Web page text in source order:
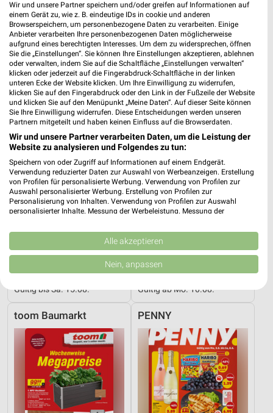
3 km
Angebote ab 03.08.
Noch heute gültig
32,5 km
Angebote ab 25.07.
Noch heute gültig
SIEMES Schuhcenter
19,3 km
Angebote ab 08.08.
Gültig bis Sa. 15.08.
Lidl
Angebote ab 10.08.
Gültig ab Mo. 10.08.
toom Baumarkt PENNY
Wir und unsere Partner speichern und/oder greifen auf Informationen auf
einem Gerät zu, wie z. B. eindeutige IDs in cookie und anderen
Browserspeichern, um personenbezogene Daten zu verarbeiten. Einige
Anbieter verarbeiten Ihre personenbezogenen Daten möglicherweise
aufgrund eines berechtigten Interesses. Um dem zu widersprechen, öffnen
Sie die „Einstellungen“. Sie können Ihre Einstellungen akzeptieren, ablehnen
oder verwalten, indem Sie auf die Schaltfläche „Einstellungen verwalten“
klicken oder jederzeit auf die Fingerabdruck-Schaltfläche in der linken
unteren Ecke der Website klicken. Um Ihre Einwilligung zu widerrufen,
klicken Sie auf den Fingerabdruck oder den Link in der Fußzeile der Website
und klicken Sie auf den Menüpunkt „Meine Daten“. Auf dieser Seite können
Sie Ihre Einwilligung widerrufen. Diese Entscheidungen werden unseren
Partnern mitgeteilt und haben keinen Einfluss auf die Browserdaten.
Wir und unsere Partner verarbeiten Daten, um die Leistung der
Website zu analysieren und Folgendes zu tun:
Speichern von oder Zugriff auf Informationen auf einem Endgerät.
Verwendung reduzierter Daten zur Auswahl von Werbeanzeigen. Erstellung
von Profilen für personalisierte Werbung. Verwendung von Profilen zur
Auswahl personalisierter Werbung. Erstellung von Profilen zur
Personalisierung von Inhalten. Verwendung von Profilen zur Auswahl
personalisierter Inhalte. Messung der Werbeleistung. Messung der
Kombinationen von Daten aus verschiedenen Quellen. Entwicklung und
Verbesserung der Angebote. Verwendung reduzierter Daten zur Auswahl
von Inhalten.
Daten können außerhalb der Europäischen Union weitergegeben und in die
USA gesendet werden.
Website/App.
IAB-Verarbeitungszwecke:
Speichern von oder Zugriff auf Informationen
auf einem Endgerät
Verwendung reduzierter Daten zur Auswahl von
Werbeanzeigen
Alle akzeptieren
Nein, anpassen